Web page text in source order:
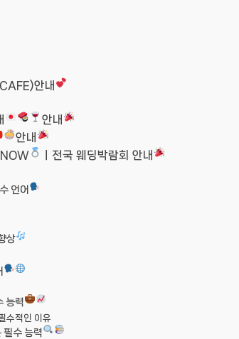
안내
안내
안내
ㅣ전국 웨딩박람회 안내
언어
상
능력
수적인 이유
필수 능력